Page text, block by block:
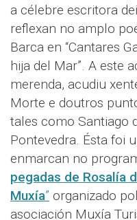
a célebre escritora
reflexan no amplo
Barca en “Cantares
hija del Mar”. A este
merenda, acudiu
Morte e doutros
tales como Santiago
Pontevedra. Ésta foi
enmarcan no
pegadas de Rosalía
Muxía” organizado
asociación Muxía